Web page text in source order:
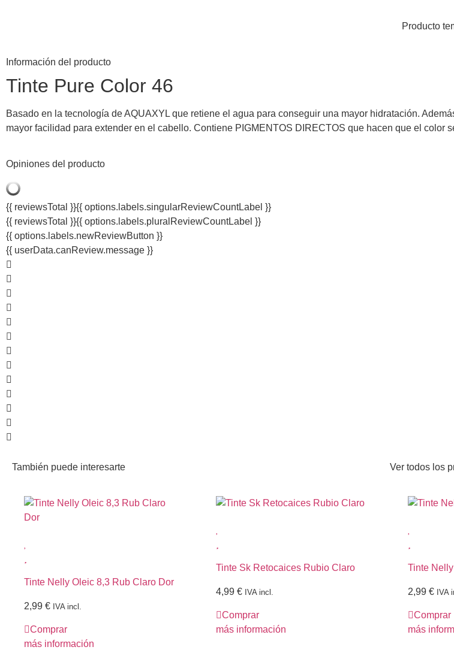
Producto
Información del producto
Tinte Pure Color 46
Basado en la tecnología de AQUAXYL que retiene el agua para conseguir una mayor hidratación.
mayor facilidad para extender en el cabello. Contiene PIGMENTOS DIRECTOS que hacen que el color
Opiniones del producto
{{ reviewsTotal }}{{ options.labels.singularReviewCountLabel }}
{{ reviewsTotal }}{{ options.labels.pluralReviewCountLabel }}
{{ options.labels.newReviewButton }}
{{ userData.canReview.message }}
También puede interesarte Ver todos los
Tinte Nelly Oleic 8,3 Rub Claro Dor
2,99 € IVA incl.
Comprar
más información
Tinte Sk Retocaices Rubio Claro
4,99 € IVA incl.
Comprar
más información
Tinte
2,99 € IVA
Comprar
más